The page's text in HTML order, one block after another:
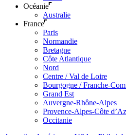
Océanie
Australie
France
Paris
Normandie
Bretagne
Côte Atlantique
Nord
Centre / Val de Loire
Bourgogne / Franche-
Grand Est
Auvergne-Rhône-Alpes
Provence-Alpes-Côte
Occitanie